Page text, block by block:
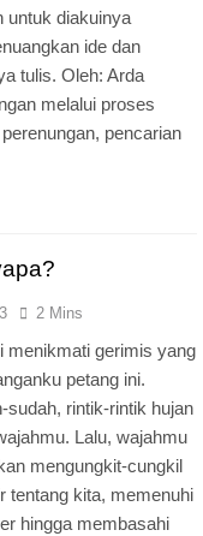
untuk diakuinya
ide dan
tulis. Oleh: Arda
melalui proses
pencarian
3 2 Mins
menikmati gerimis yang
petang ini.
sudah, rintik-rintik hujan
Lalu, wajahmu
mengungkit-cungkil
tentang kita, memenuhi
hingga membasahi